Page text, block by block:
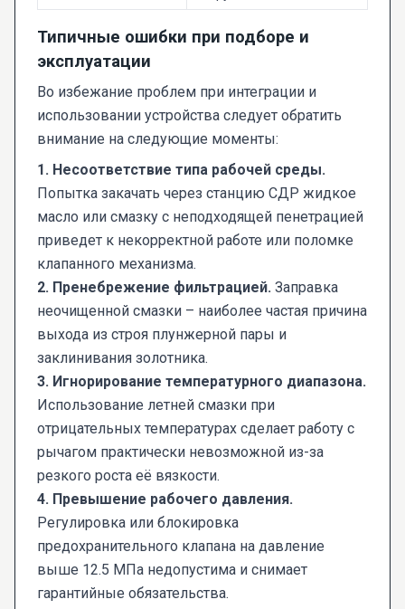
Типичные ошибки при подборе и
эксплуатации
Во избежание проблем при интеграции и
использовании устройства следует обратить
внимание на следующие моменты:
1. Несоответствие типа рабочей среды.
Попытка закачать через станцию СДР жидкое
масло или смазку с неподходящей пенетрацией
приведет к некорректной работе или поломке
клапанного механизма.
2. Пренебрежение фильтрацией. Заправка
неочищенной смазки – наиболее частая причина
выхода из строя плунжерной пары и
заклинивания золотника.
3. Игнорирование температурного диапазона.
Использование летней смазки при
отрицательных температурах сделает работу с
рычагом практически невозможной из-за
резкого роста её вязкости.
4. Превышение рабочего давления.
Регулировка или блокировка
предохранительного клапана на давление
выше 12.5 МПа недопустима и снимает
гарантийные обязательства.